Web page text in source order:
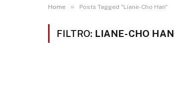
Home » Posts Tagged "Liane-Cho Han"
FILTRO: LIANE-CHO HAN